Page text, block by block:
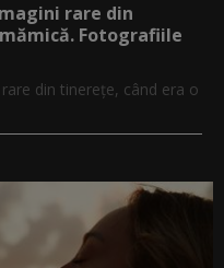
rare din
Fotografiile
din tinerețe, când era o